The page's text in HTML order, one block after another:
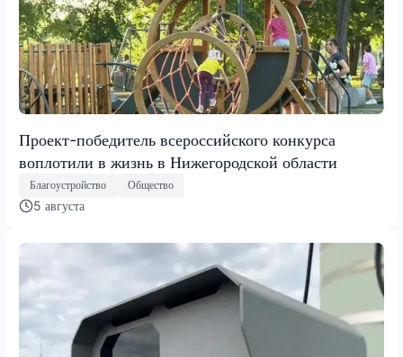
Проект-победитель всероссийского конкурса
воплотили в жизнь в Нижегородской области
Благоустройство Общество
5 августа